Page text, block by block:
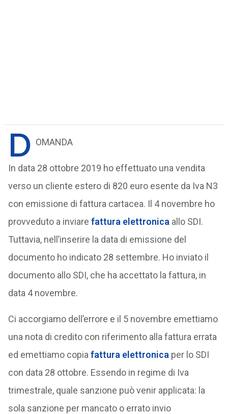
D OMANDA
In data 28 ottobre 2019 ho effettuato una vendita
verso un cliente estero di 820 euro esente da Iva N3
con emissione di fattura cartacea. Il 4 novembre ho
provveduto a inviare fattura elettronica allo SDI.
Tuttavia, nell’inserire la data di emissione del
documento ho indicato 28 settembre. Ho inviato il
documento allo SDI, che ha accettato la fattura, in
data 4 novembre.
Ci accorgiamo dell’errore e il 5 novembre emettiamo
una nota di credito con riferimento alla fattura errata
ed emettiamo copia fattura elettronica per lo SDI
con data 28 ottobre. Essendo in regime di Iva
trimestrale, quale sanzione può venir applicata: la
sola sanzione per mancato o errato invio